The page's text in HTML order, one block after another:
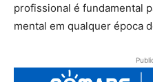
profissional é fundamental
mental em qualquer época